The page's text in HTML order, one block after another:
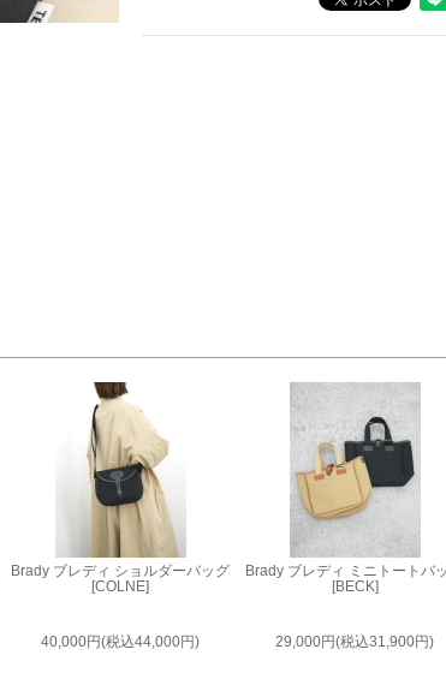
Brady ブレディ ショルダーバッグ
[COLNE]
40,000円(税込44,000円)
Brady ブレディ ミニトートバ
[BECK]
29,000円(税込31,900円)